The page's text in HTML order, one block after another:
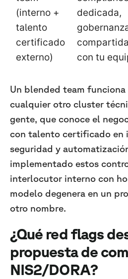
(interno +
talento
certificado
externo)
dedicada,
compartida
con tu
Un blended team
cualquier otro cluster
gente, que conoce el
con talento certificado en
seguridad y
implementado estos
interlocutor interno con
modelo degenera en un
otro nombre.
¿Qué red flags
propuesta de
NIS2/DORA?